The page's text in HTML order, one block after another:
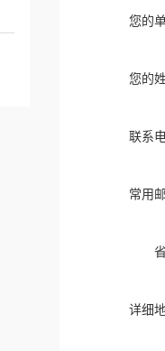
您的
您的
联系
常用
详细